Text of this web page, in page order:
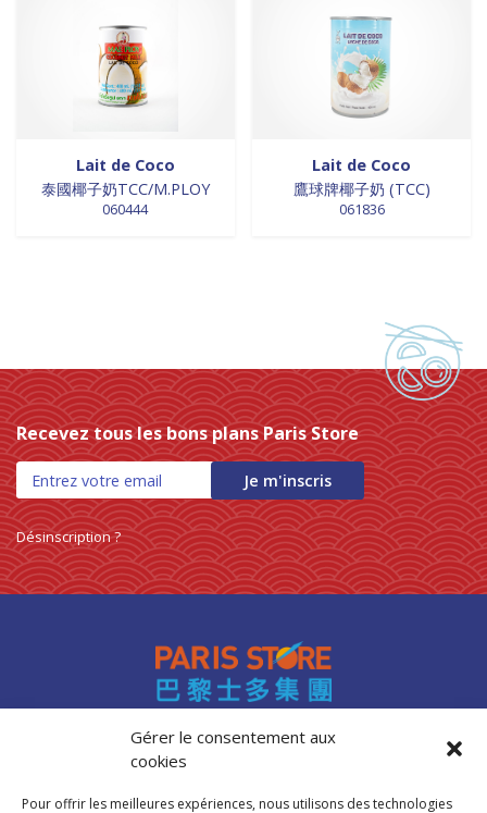
Gérer le consentement aux
cookies
Pour offrir les meilleures expériences, nous utilisons des technologies
Lait de Coco
泰國椰子奶TCC/M.PLOY
060444
Lait de Coco
鷹球牌椰子奶 (TCC)
061836
Recevez tous les bons plans Paris Store
Je m'inscris
Désinscription ?
Accès professionnels